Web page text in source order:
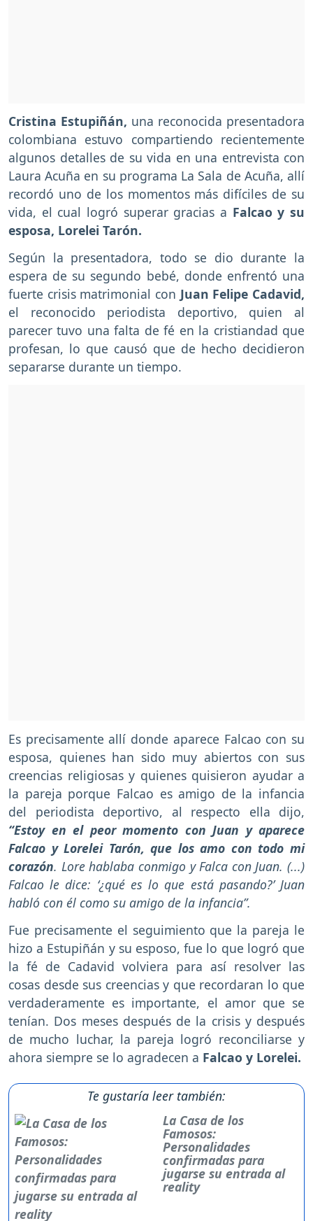
Cristina Estupiñán, una reconocida presentadora
colombiana estuvo compartiendo recientemente
algunos detalles de su vida en una entrevista con
Laura Acuña en su programa La Sala de Acuña, allí
recordó uno de los momentos más difíciles de su
vida, el cual logró superar gracias a Falcao y su
esposa, Lorelei Tarón.
Según la presentadora, todo se dio durante la
espera de su segundo bebé, donde enfrentó una
fuerte crisis matrimonial con Juan Felipe Cadavid,
el reconocido periodista deportivo, quien al
parecer tuvo una falta de fé en la cristiandad que
profesan, lo que causó que de hecho decidieron
separarse durante un tiempo.
Es precisamente allí donde aparece Falcao con su
esposa, quienes han sido muy abiertos con sus
creencias religiosas y quienes quisieron ayudar a
la pareja porque Falcao es amigo de la infancia
del periodista deportivo, al respecto ella dijo,
“Estoy en el peor momento con Juan y aparece
Falcao y Lorelei Tarón, que los amo con todo mi
corazón. Lore hablaba conmigo y Falca con Juan. (...)
Falcao le dice: ‘¿qué es lo que está pasando?’ Juan
habló con él como su amigo de la infancia”.
Fue precisamente el seguimiento que la pareja le
hizo a Estupiñán y su esposo, fue lo que logró que
la fé de Cadavid volviera para así resolver las
cosas desde sus creencias y que recordaran lo que
verdaderamente es importante, el amor que se
tenían. Dos meses después de la crisis y después
de mucho luchar, la pareja logró reconciliarse y
ahora siempre se lo agradecen a Falcao y Lorelei.
Te gustaría leer también:
La Casa de los
Famosos:
Personalidades
confirmadas para
jugarse su entrada al
reality